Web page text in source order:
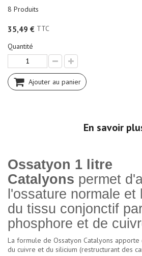
8 Produits
35,49 € TTC
Quantité
Ajouter au panier
En savoir
Ossatyon 1 litre
Catalyons permet
l'ossature normale et
du tissu conjonctif
phosphore et de
La formule de Ossatyon Catalyons
du cuivre et du silicium (restructurant des